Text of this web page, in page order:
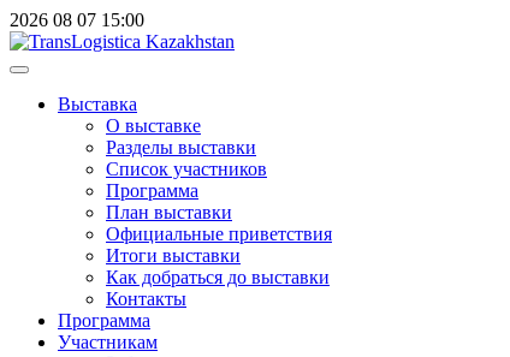
2026 08 07 15:00
Выставка
О выставке
Разделы выставки
Список участников
Программа
План выставки
Официальные приветствия
Итоги выставки
Как добраться до выставки
Контакты
Программа
Участникам